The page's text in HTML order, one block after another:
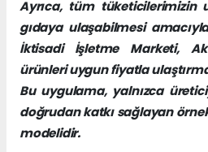
Ayrıca, tüm tüketicilerimizin
gıdaya ulaşabilmesi
İktisadi İşletme Marketi,
ürünleri uygun fiyatla
Bu uygulama, yalnızca
doğrudan katkı sağlayan
modelidir.